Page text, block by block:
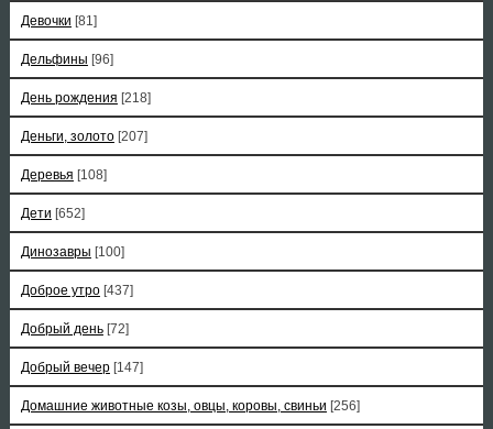
Девочки [81]
Дельфины [96]
День рождения [218]
Деньги, золото [207]
Деревья [108]
Дети [652]
Динозавры [100]
Доброе утро [437]
Добрый день [72]
Добрый вечер [147]
Домашние животные козы, овцы, коровы, свиньи [256]